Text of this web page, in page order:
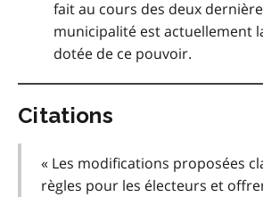
fait au cours des deux
municipalité est actuellement
dotée de ce pouvoir.
Citations
« Les modifications proposées
règles pour les électeurs et